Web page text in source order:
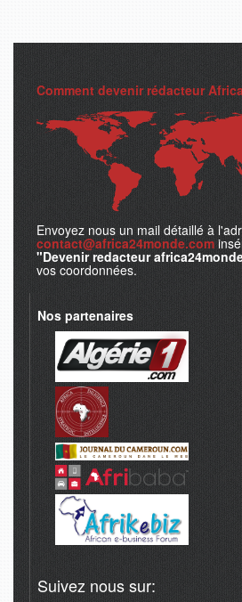
Comment devenir rédacteur
Envoyez nous un mail détaillé à
contact@africa24monde.com
"Devenir redacteur
vos coordonnées.
Nos partenaires
Suivez nous sur: